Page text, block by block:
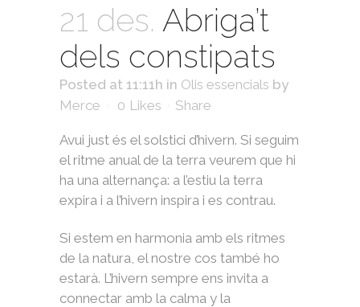
21 des. Abriga’t
dels constipats
Posted at 11:11h in Olis essencials by
Merce
0 Likes Share
Avui just és el solstici d’hivern. Si seguim
el ritme anual de la terra veurem que hi
ha una alternança: a l’estiu la terra
expira i a l’hivern inspira i es contrau.
Si estem en harmonia amb els ritmes
de la natura, el nostre cos també ho
estarà. L’hivern sempre ens invita a
connectar amb la calma y la